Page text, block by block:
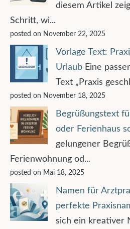
diesem Artikel
Schritt, wi...
posted on November 22, 2025
Vorlage Text:
Urlaub Eine
Text „Praxis
posted on November 18, 2025
Begrüßungstext
oder Ferienhaus
gelungener
Ferienwohnung od...
posted on Mai 18, 2025
Namen für
perfekte
sich ein kreativer